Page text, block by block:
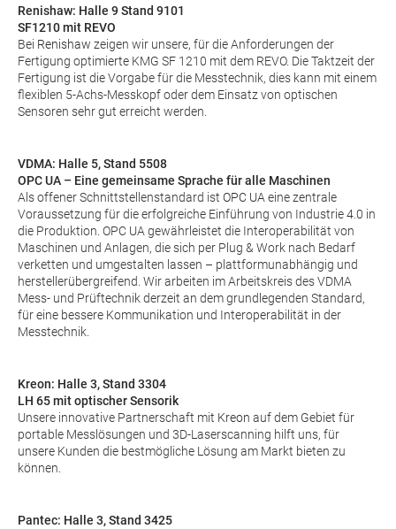
Renishaw: Halle 9 Stand 9101
SF1210 mit REVO
Bei Renishaw zeigen wir unsere, für die Anforderungen der
Fertigung optimierte KMG SF 1210 mit dem REVO. Die Taktzeit der
Fertigung ist die Vorgabe für die Messtechnik, dies kann mit einem
flexiblen 5-Achs-Messkopf oder dem Einsatz von optischen
Sensoren sehr gut erreicht werden.
VDMA: Halle 5, Stand 5508
OPC UA – Eine gemeinsame Sprache für alle Maschinen
Als offener Schnittstellenstandard ist OPC UAeine zentrale
Voraussetzung für die erfolgreiche Einführung von Industrie 4.0 in
die Produktion. OPC UA gewährleistet die Interoperabilität von
Maschinen und Anlagen, die sich per Plug & Work nach Bedarf
verketten und umgestalten lassen – plattformunabhängig und
herstellerübergreifend. Wir arbeiten im Arbeitskreis des VDMA
Mess- und Prüftechnik derzeit an dem grundlegenden Standard,
für eine bessere Kommunikation und Interoperabilität in der
Messtechnik.
Kreon: Halle 3, Stand 3304
LH 65 mit optischer Sensorik
Unsere innovative Partnerschaft mit Kreon auf dem Gebiet für
portable Messlösungen und 3D-Laserscanning hilft uns, für
unsere Kunden die bestmögliche Lösung am Markt bieten zu
können.
Pantec: Halle 3, Stand 3425